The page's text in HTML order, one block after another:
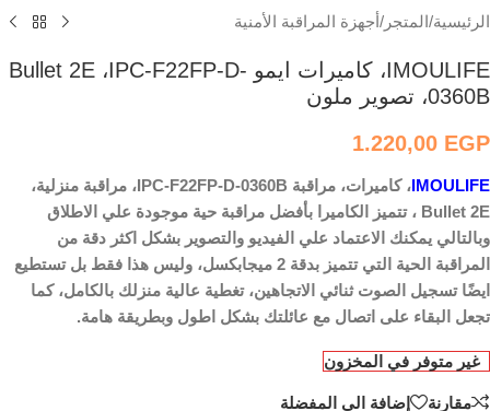
الرئيسية/المتجر /أجهزة المراقبة الأمنية
IMOULIFE، كاميرات ايمو Bullet 2E ،IPC-F22FP-D-
0360B، تصوير ملون
1.220,00 EGP
IMOULIFE
، كاميرات، مراقبة IPC-F22FP-D-0360B، مراقبة منزلية،
Bullet 2E ، تتميز الكاميرا بأفضل مراقبة حية موجودة علي الاطلاق
وبالتالي يمكنك الاعتماد علي الفيديو والتصوير بشكل اكثر دقة من
المراقبة الحية التي تتميز بدقة 2 ميجابكسل، وليس هذا فقط بل تستطيع
ايضًا تسجيل الصوت ثنائي الاتجاهين، تغطية عالية منزلك بالكامل، كما
تجعل البقاء على اتصال مع عائلتك بشكل اطول وبطريقة هامة.
غير متوفر في المخزون
مقارنة إضافة الى المفضلة